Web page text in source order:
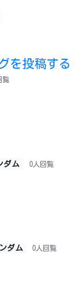
を投稿する
覧
ダム 0人回覧
ダム 0人回覧